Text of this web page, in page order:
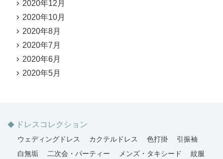
2020年12月
2020年10月
2020年8月
2020年7月
2020年6月
2020年5月
ドレスコレクション
ウェディングドレス カクテルドレス 色打掛
引振袖
白無垢
二次会・パーティー メンズ・タキシード
紋服